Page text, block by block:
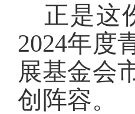
正是这
2024年度
展基金会
创阵容。